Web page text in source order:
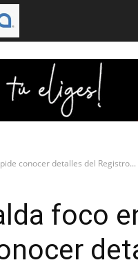
conocer detalles del Registro...
foco